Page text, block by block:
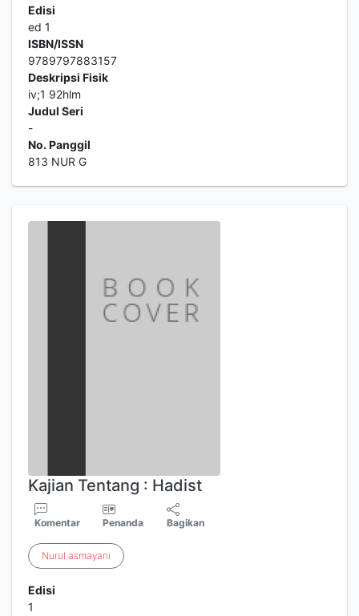
Edisi
ed 1
ISBN/ISSN
9789797883157
Deskripsi Fisik
iv;1 92hlm
Judul Seri
-
No. Panggil
813 NUR G
Kajian Tentang : Hadist
Komentar Penanda Bagikan
Nurul asmayani
Edisi
1